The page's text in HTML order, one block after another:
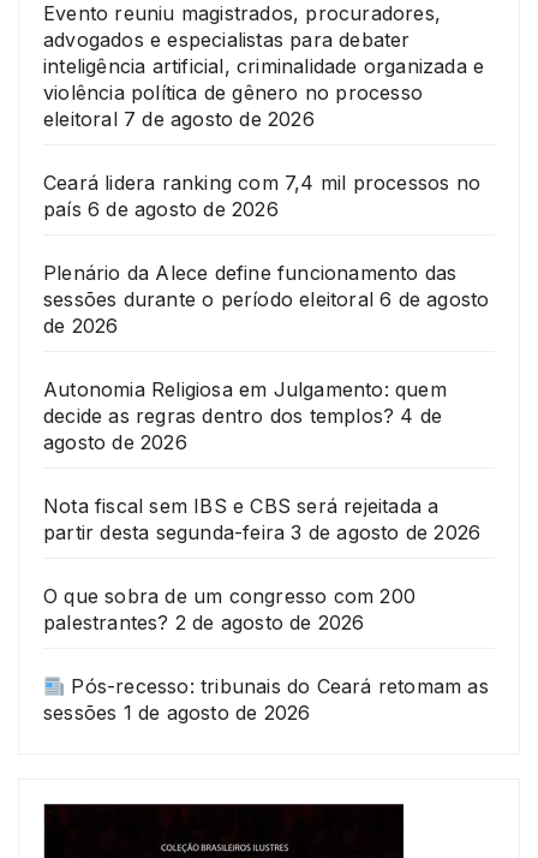
Evento reuniu magistrados, procuradores,
advogados e especialistas para debater
inteligência artificial, criminalidade organizada e
violência política de gênero no processo
eleitoral 7 de agosto de 2026
Ceará lidera ranking com 7,4 mil processos no
país 6 de agosto de 2026
Plenário da Alece define funcionamento das
sessões durante o período eleitoral 6 de agosto
de 2026
Autonomia Religiosa em Julgamento: quem
decide as regras dentro dos templos? 4 de
agosto de 2026
Nota fiscal sem IBS e CBS será rejeitada a
partir desta segunda-feira 3 de agosto de 2026
O que sobra de um congresso com 200
palestrantes? 2 de agosto de 2026
Pós-recesso: tribunais do Ceará retomam as
sessões 1 de agosto de 2026